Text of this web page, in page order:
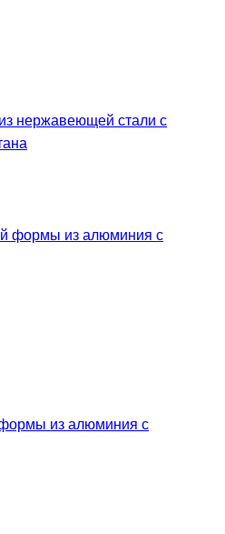
нержавеющей стали с
формы из алюминия с